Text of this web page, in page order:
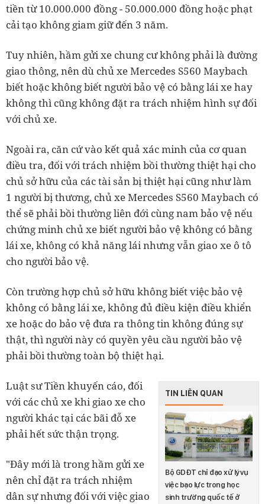
tiền từ 10.000.000 đồng - 50.000.000 đồng hoặc phạt
cải tạo không giam giữ đến 3 năm.
Tuy nhiên, hầm gửi xe chung cư không phải là đường
giao thông, nên dù chủ xe Mercedes S560 Maybach
biết hoặc không biết người bảo vệ có bằng lái xe hay
không thì cũng không đặt ra trách nhiệm hình sự đối
với chủ xe.
Ngoài ra, căn cứ vào kết quả xác minh của cơ quan
điều tra, đối với trách nhiệm bồi thường thiệt hại cho
chủ sở hữu của các tài sản bị thiệt hại cũng như làm
1 người bị thương, chủ xe Mercedes S560 Maybach có
thể sẽ phải bồi thường liên đới cùng nam bảo vệ nếu
chứng minh chủ xe biết người bảo vệ không có bằng
lái xe, không có khả năng lái nhưng vẫn giao xe ô tô
cho người bảo vệ.
Còn trường hợp chủ sở hữu không biết việc bảo vệ
không có bằng lái xe, không đủ điều kiện điều khiển
xe hoặc do bảo vệ đưa ra thông tin không đúng sự
thật, thì người này có quyền yêu cầu người bảo vệ
phải bồi thường toàn bộ thiệt hại.
TIN LIÊN QUAN
Bộ GDĐT chỉ đạo xử lý vụ
việc bạo lực trong học
sinh trường quốc tế ở
Luật sư Tiền khuyến cáo, đối
với các chủ xe khi giao xe cho
người khác tại các bãi đỗ xe
phải hết sức thận trọng.
"Đây mới là trong hầm gửi xe
nên chỉ đặt ra trách nhiệm
dân sự nhưng đối với việc giao